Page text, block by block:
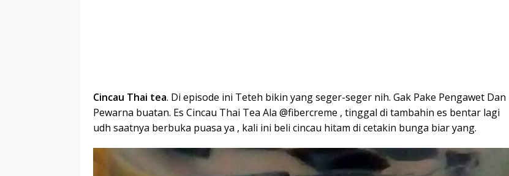
Cincau Thai tea. Di episode ini Teteh bikin yang seger-seger nih. Gak Pake Pengawet Dan
Pewarna buatan. Es Cincau Thai Tea Ala @fibercreme , tinggal di tambahin es bentar lagi
udh saatnya berbuka puasa ya , kali ini beli cincau hitam di cetakin bunga biar yang.